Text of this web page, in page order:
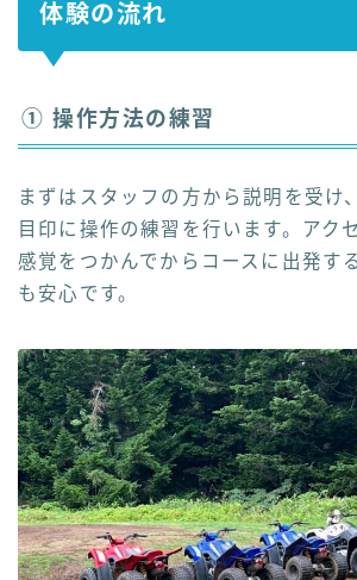
体験の流れ
① 操作方法の練習
まずはスタッフの方から説明を受け
目印に操作の練習を行います。アク
感覚をつかんでからコースに出発す
も安心です。